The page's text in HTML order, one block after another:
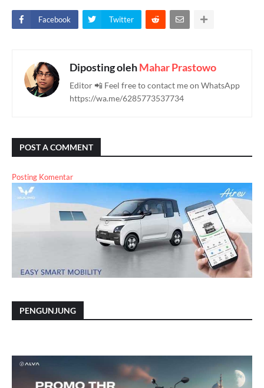
Facebook Twitter
Diposting olehMahar Prastowo
Editor 📲 Feel free to contact me on WhatsApp
https://wa.me/6285773537734
POST A COMMENT
Posting Komentar
PENGUNJUNG